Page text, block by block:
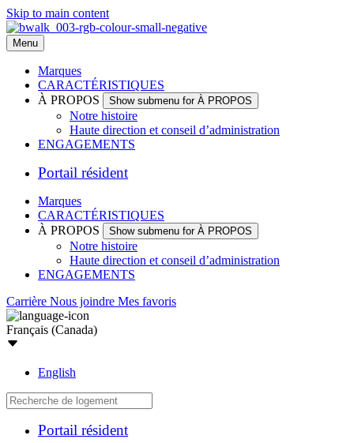
Skip to main content
Menu
Marques
CARACTÉRISTIQUES
À PROPOS
Show submenu for À PROPOS
Notre histoire
Haute direction et conseil d’administration
ENGAGEMENTS
Portail résident
Marques
CARACTÉRISTIQUES
À PROPOS
Show submenu for À PROPOS
Notre histoire
Haute direction et conseil d’administration
ENGAGEMENTS
Carrière Nous joindre Mes favoris
Français (Canada)
English
Portail résident